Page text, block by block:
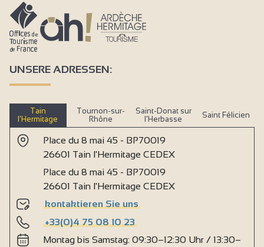
UNSERE ADRESSEN:
Tain
l’Hermitage
Tournon-sur-
Rhône
Saint-Donat sur
l’Herbasse
Saint Félicien
Place du 8 mai 45 - BP70019
26601 Tain l'Hermitage CEDEX
Place du 8 mai 45 - BP70019
26601 Tain l'Hermitage CEDEX
kontaktieren Sie uns
+33(0)4 75 08 10 23
Montag bis Samstag: 09:30–12:30 Uhr / 13:30–